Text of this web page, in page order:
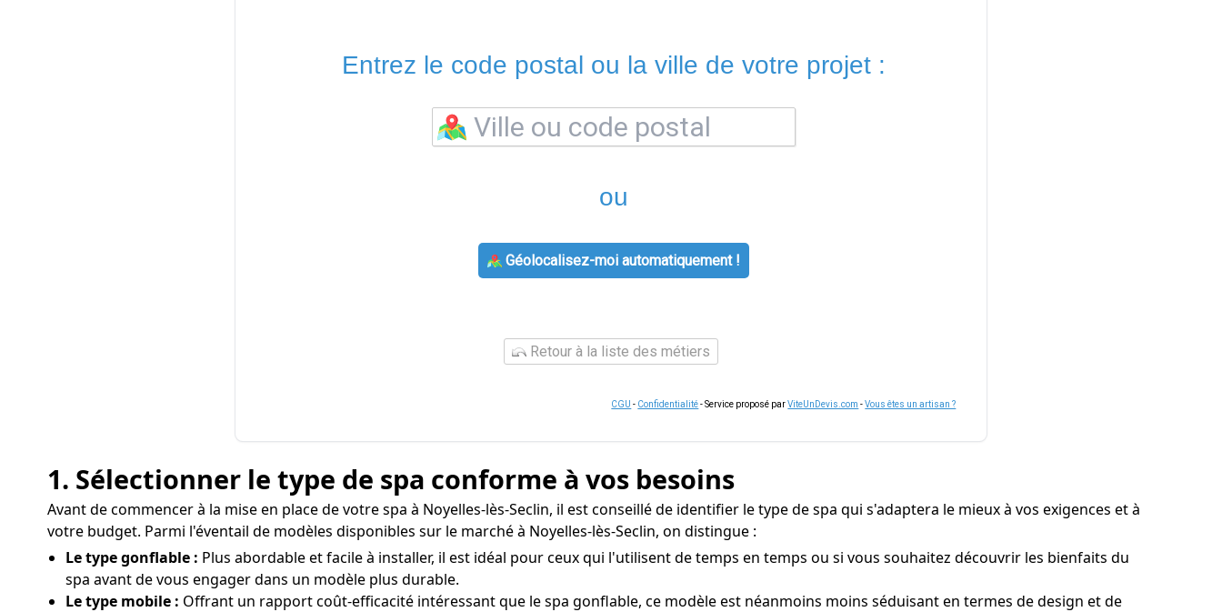
Entrez le code postal ou la ville de votre projet :
ou
Géolocalisez-moi automatiquement !
Retour à la liste des métiers
CGU - Confidentialité- Service proposé parViteUnDevis.com -Vous êtes un artisan ?
1. Sélectionner le type de spa conforme à vos besoins
Avant de commencer à la mise en place de votre spa à Noyelles-lès-Seclin, il est conseillé de identifier le type de spa qui s'adaptera le mieux à vos exigences et à
votre budget. Parmi l'éventail de modèles disponibles sur le marché à Noyelles-lès-Seclin, on distingue :
Le type gonflable : Plus abordable et facile à installer, il est idéal pour ceux qui l'utilisent de temps en temps ou si vous souhaitez découvrir les bienfaits du
spa avant de vous engager dans un modèle plus durable.
Le type mobile : Offrant un rapport coût-efficacité intéressant que le spa gonflable, ce modèle est néanmoins moins séduisant en termes de design et de